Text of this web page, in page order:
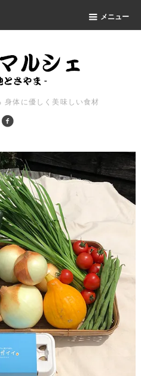
メニュー
身体に優しく美味しい食材